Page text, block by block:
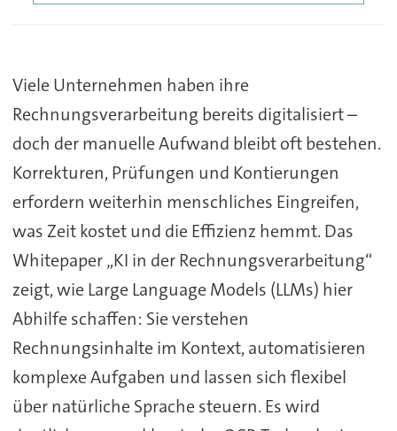
Viele Unternehmen haben ihre
Rechnungsverarbeitung bereits digitalisiert –
doch der manuelle Aufwand bleibt oft bestehen.
Korrekturen, Prüfungen und Kontierungen
erfordern weiterhin menschliches Eingreifen,
was Zeit kostet und die Effizienz hemmt. Das
Whitepaper „KI in der Rechnungsverarbeitung“
zeigt, wie Large Language Models (LLMs) hier
Abhilfe schaffen: Sie verstehen
Rechnungsinhalte im Kontext, automatisieren
komplexe Aufgaben und lassen sich flexibel
über natürliche Sprache steuern. Es wird